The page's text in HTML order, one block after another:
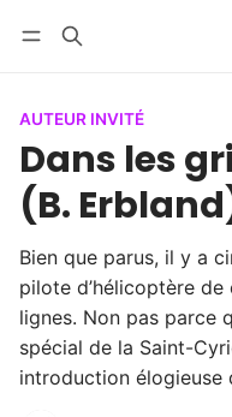
AUTEUR INVITÉ
Dans les
(B.
Bien que parus, il y a
pilote d’hélicoptère
lignes. Non pas parce
spécial de la Saint-
introduction élogieuse